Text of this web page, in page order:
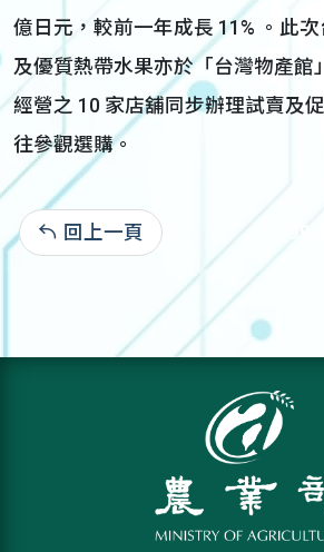
億日元，較前一年成長 11% 。此
及優質熱帶水果亦於「台灣物產館
經營之 10 家店舖同步辦理試賣及
往參觀選購。
回上一頁